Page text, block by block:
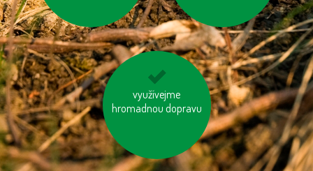
využívejme
hromadnou dopravu
používejme úsporné
baterie